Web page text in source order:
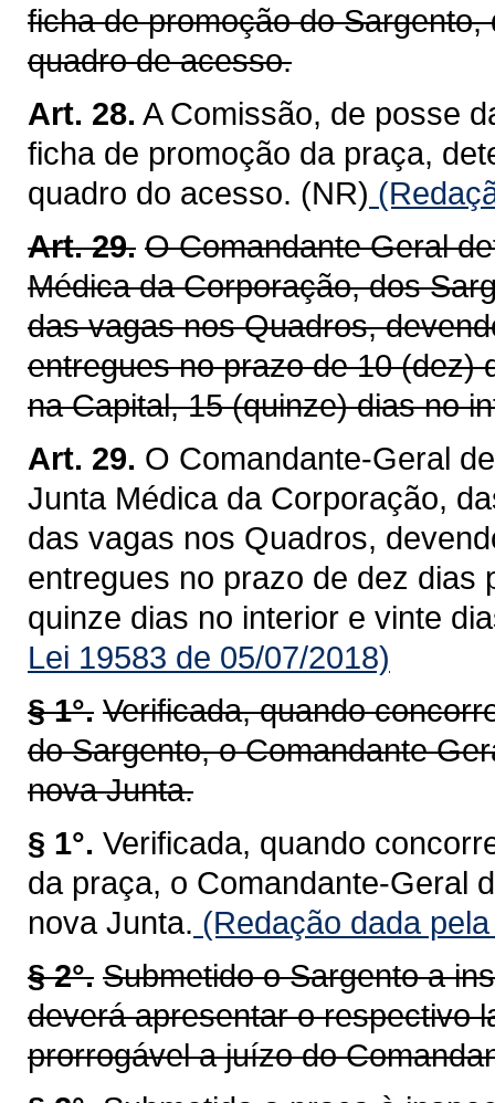
ficha de promoção do
quadro de acesso.
Art. 28. A Comissão, de posse
ficha de promoção da praça,
quadro do acesso. (NR)
Art. 29. O Comandante Geral
Médica da Corporação, dos
das vagas nos Quadros,
entregues no prazo de 10 (dez)
na Capital, 15 (quinze) dias no
Art. 29. O Comandante-Geral
Junta Médica da Corporação,
das vagas nos Quadros,
entregues no prazo de dez dias
quinze dias no interior e vinte
Lei 19583 de 05/07/2018)
§ 1°. Verificada, quando
do Sargento, o Comandante
nova Junta.
§ 1°. Verificada, quando
da praça, o Comandante-Geral
nova Junta. (Redação dada
§ 2°. Submetido o Sargento a
deverá apresentar o respectivo
prorrogável a juízo do